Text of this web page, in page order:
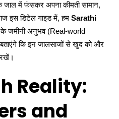
जाल में फंसकर अपना कीमती सामान,
इस डिटेल गाइड में, हम Sarathi
के जमीनी अनुभव (Real-world
कि इन जालसाजों से खुद को और
Reality:
and